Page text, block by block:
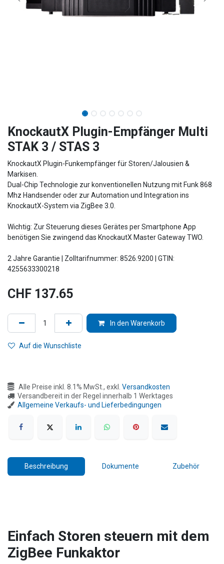
​​​​​​​​​​​​KnockautX Plugin-Empfänger Multi
STAK 3 / STAS 3
KnockautX Plugin-Funkempfänger für Storen/Jalousien &
Markisen.
Dual-Chip Technologie zur konventionellen Nutzung mit Funk 868
Mhz Handsender oder zur Automation und Integration ins
KnockautX-System via ZigBee 3.0.
Wichtig: Zur Steuerung dieses Gerätes per Smartphone App
benötigen Sie zwingend das KnockautX Master Gateway TWO.
2 Jahre Garantie | Zolltarifnummer: 8526.9200 | GTIN:
4255633300218
CHF 137.65
In den Warenkorb
Auf die Wunschliste
Alle Preise inkl. 8.1% MwSt., exkl. Versandkosten
Versandbereit in der Regel innerhalb 1 Werktages
Allgemeine Verkaufs- und Lieferbedingungen
Beschreibung Dokumente Zubehör
Einfach Storen steuern mit dem
ZigBee Funkaktor